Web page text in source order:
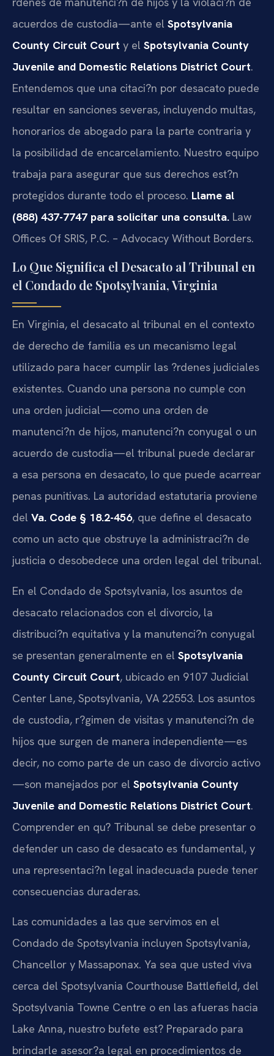
acuerdos de custodia—ante el Spotsylvania
County Circuit Court y el Spotsylvania County
Juvenile and Domestic Relations District Court.
Entendemos que una citaci?n por desacato puede
resultar en sanciones severas, incluyendo multas,
honorarios de abogado para la parte contraria y
la posibilidad de encarcelamiento. Nuestro equipo
trabaja para asegurar que sus derechos est?n
protegidos durante todo el proceso. Llame al
(888) 437-7747 para solicitar una consulta. Law
Offices Of SRIS, P.C. – Advocacy Without Borders.
Lo Que Significa el Desacato al Tribunal en
el Condado de Spotsylvania, Virginia
En Virginia, el desacato al tribunal en el contexto
de derecho de familia es un mecanismo legal
utilizado para hacer cumplir las ?rdenes judiciales
existentes. Cuando una persona no cumple con
una orden judicial—como una orden de
manutenci?n de hijos, manutenci?n conyugal o un
acuerdo de custodia—el tribunal puede declarar
a esa persona en desacato, lo que puede acarrear
penas punitivas. La autoridad estatutaria proviene
del Va. Code § 18.2-456, que define el desacato
como un acto que obstruye la administraci?n de
justicia o desobedece una orden legal del tribunal.
En el Condado de Spotsylvania, los asuntos de
desacato relacionados con el divorcio, la
distribuci?n equitativa y la manutenci?n conyugal
se presentan generalmente en el Spotsylvania
County Circuit Court, ubicado en 9107 Judicial
Center Lane, Spotsylvania, VA 22553. Los asuntos
de custodia, r?gimen de visitas y manutenci?n de
hijos que surgen de manera independiente—es
decir, no como parte de un caso de divorcio activo
—son manejados por el Spotsylvania County
Juvenile and Domestic Relations District Court.
Comprender en qu? Tribunal se debe presentar o
defender un caso de desacato es fundamental, y
una representaci?n legal inadecuada puede tener
consecuencias duraderas.
Las comunidades a las que servimos en el
Condado de Spotsylvania incluyen Spotsylvania,
Chancellor y Massaponax. Ya sea que usted viva
cerca del Spotsylvania Courthouse Battlefield, del
Spotsylvania Towne Centre o en las afueras hacia
Lake Anna, nuestro bufete est? Preparado para
brindarle asesor?a legal en procedimientos de